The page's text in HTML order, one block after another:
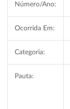
Número/Ano:
Ocorrida Em:
Categoria:
Pauta: